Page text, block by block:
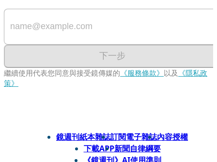
下一步
繼續使用代表您同意與接受鏡傳媒的 《服務條款》 以及 《隱私政
策》
鏡週刊紙本雜誌訂閱電子雜誌內容授權
下載APP新聞自律綱要